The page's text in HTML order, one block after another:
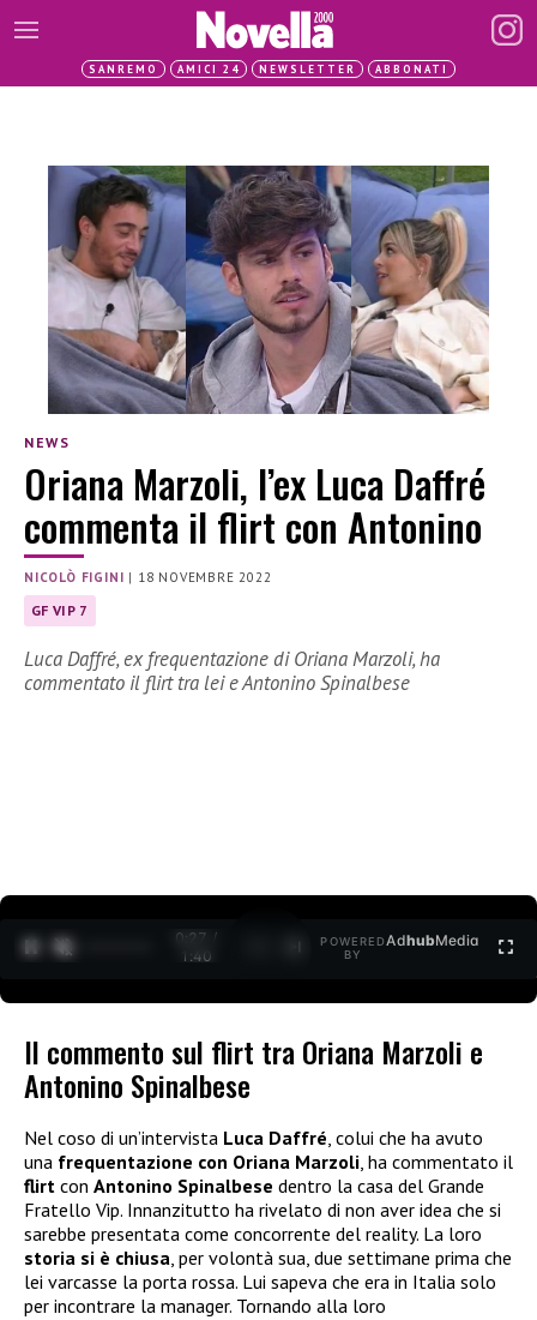
SANREMO AMICI 24 NEWSLETTER ABBONATI
NEWS
Oriana Marzoli, l’ex Luca Daffré
commenta il flirt con Antonino
NICOLÒ FIGINI | 18 NOVEMBRE 2022
GF VIP 7
Luca Daffré, ex frequentazione di Oriana Marzoli, ha
commentato il flirt tra lei e Antonino Spinalbese
0:28 /
1:40
POWERED
BY
AdhubMedia
Il commento sul flirt tra Oriana Marzoli e
Antonino Spinalbese
Nel coso di un’intervista Luca Daffré, colui che ha avuto
una frequentazione con Oriana Marzoli, ha commentato il
flirt con Antonino Spinalbese dentro la casa del Grande
Fratello Vip. Innanzitutto ha rivelato di non aver idea che si
sarebbe presentata come concorrente del reality. La loro
storia si è chiusa, per volontà sua, due settimane prima che
lei varcasse la porta rossa. Lui sapeva che era in Italia solo
per incontrare la manager. Tornando alla loro